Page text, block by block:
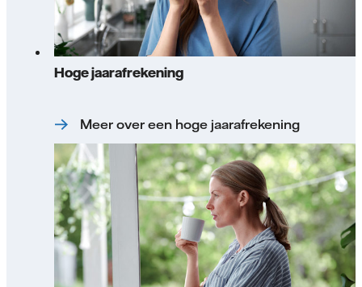
Hoge jaarafrekening
Meer over een hoge jaarafrekening